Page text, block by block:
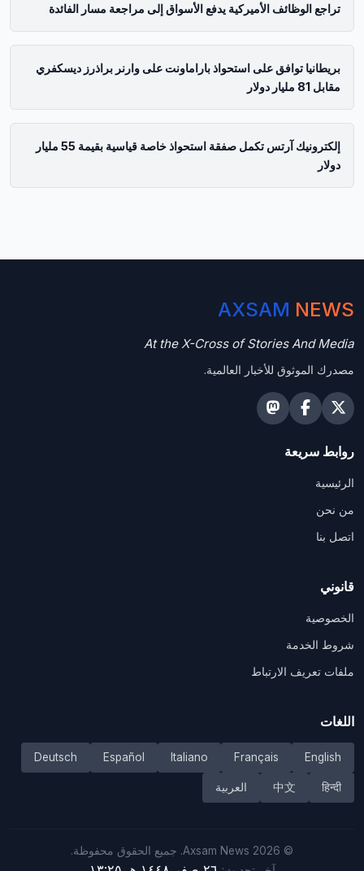
تراجع الوظائف الأميركية يدفع الأسواق إلى مراجعة مسار الفائدة
بريطانيا توافق على استحواذ باراماونت على وارنر براذرز ديسكفري
مقابل 81 مليار دولار
إلكترونيك آرتس تكمل صفقة استحواذ خاصة قياسية بقيمة 55 مليار
دولار
AXSAM NEWS
At the X-Cross of Stories And Media
مصدرك الموثوق للأخبار العالمية.
روابط سريعة
الرئيسية
من نحن
اتصل بنا
قانوني
الخصوصية
شروط الخدمة
ملفات تعريف الارتباط
اللغات
English
Français
Italiano
Español
Deutsch
हिन्दी
中文 العربية
©
2026
جميع الحقوق محفوظة.